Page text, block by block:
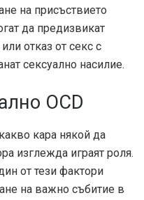
на присъствието
да предизвикат
отказ от секс с
сексуално насилие.
OCD
кара някой да
изглежда играят роля.
от тези фактори
на важно събитие в